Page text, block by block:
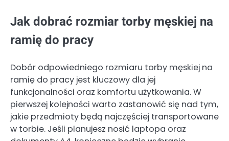
Jak dobrać rozmiar torby męskiej na
ramię do pracy
Dobór odpowiedniego rozmiaru torby męskiej na
ramię do pracy jest kluczowy dla jej
funkcjonalności oraz komfortu użytkowania. W
pierwszej kolejności warto zastanowić się nad tym,
jakie przedmioty będą najczęściej transportowane
w torbie. Jeśli planujesz nosić laptopa oraz